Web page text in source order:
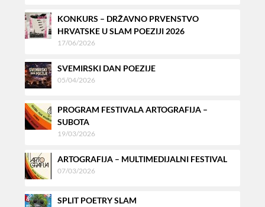
KONKURS – DRŽAVNO PRVENSTVO
HRVATSKE U SLAM POEZIJI 2026
17/06/2026
SVEMIRSKI DAN POEZIJE
05/04/2026
PROGRAM FESTIVALA ARTOGRAFIJA –
SUBOTA
19/03/2026
ARTOGRAFIJA – MULTIMEDIJALNI FESTIVAL
07/03/2026
SPLIT POETRY SLAM